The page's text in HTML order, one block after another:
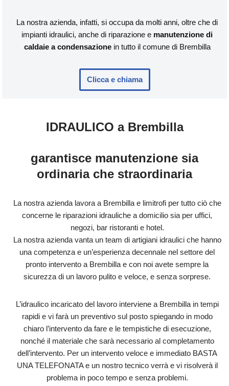
La nostra azienda, infatti, si occupa da molti anni, oltre che di
impianti idraulici, anche di riparazione e manutenzione di
caldaie a condensazionein tutto il comune di Brembilla
Clicca e chiama
IDRAULICO a Brembilla
garantisce manutenzione sia
ordinaria che straordinaria
La nostra azienda lavora a Brembilla e limitrofi per tutto ciò che
concerne le riparazioni idrauliche a domicilio sia per uffici,
negozi, bar ristoranti e hotel.
La nostra azienda vanta un team di artigiani idraulici che hanno
una competenza e un’esperienza decennale nel settore del
pronto intervento a Brembilla e con noi avete sempre la
sicurezza di un lavoro pulito e veloce, e senza sorprese.
L’idraulico incaricato del lavoro interviene a Brembilla in tempi
rapidi e vi farà un preventivo sul posto spiegando in modo
chiaro l’intervento da fare e le tempistiche di esecuzione,
nonché il materiale che sarà necessario al completamento
dell’intervento. Per un intervento veloce e immediato BASTA
UNA TELEFONATA e un nostro tecnico verrà e vi risolverà il
problema in poco tempo e senza problemi.